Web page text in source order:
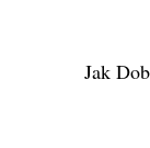
Jak